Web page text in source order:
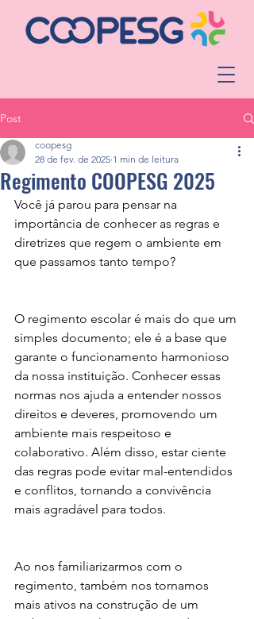
Post
Regimento COOPESG 2025
coopesg
28 de fev. de 2025 1 min de leitura
Você já parou para pensar na
importância de conhecer as regras e
diretrizes que regem o ambiente em
que passamos tanto tempo?
O regimento escolar é mais do que um
simples documento; ele é a base que
garante o funcionamento harmonioso
da nossa instituição. Conhecer essas
normas nos ajuda a entender nossos
direitos e deveres, promovendo um
ambiente mais respeitoso e
colaborativo. Além disso, estar ciente
das regras pode evitar mal-entendidos
e conflitos, tornando a convivência
mais agradável para todos.
Ao nos familiarizarmos com o
regimento, também nos tornamos
mais ativos na construção de um